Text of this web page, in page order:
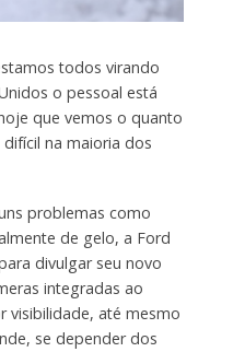
todos virando
o pessoal está
que vemos o quanto
na maioria dos
problemas como
de gelo, a Ford
divulgar seu novo
integradas ao
visibilidade, até mesmo
se depender dos